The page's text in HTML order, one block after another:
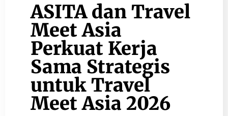
ASITA dan Travel
Meet Asia
Perkuat Kerja
Sama Strategis
untuk Travel
Meet Asia 2026